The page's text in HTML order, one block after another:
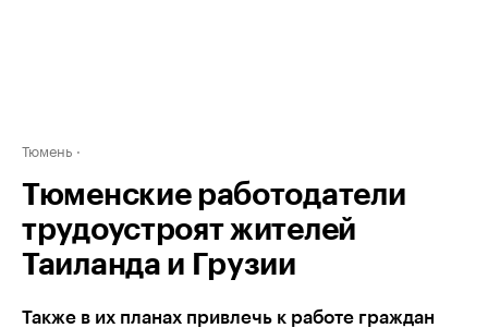
Тюмень
Тюменские работодатели
трудоустроят жителей
Таиланда и Грузии
Также в их планах привлечь к работе граждан